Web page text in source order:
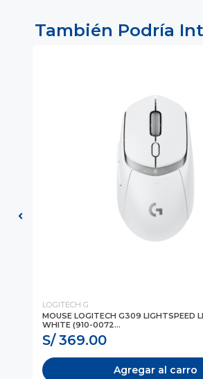
También Podría
LOGITECH G
MOUSE LOGITECH G309 LIGHTSPEED
WHITE (910-0072...
S/ 369.00
Agregar al carro